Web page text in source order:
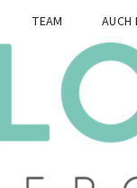
TEAM AUCH